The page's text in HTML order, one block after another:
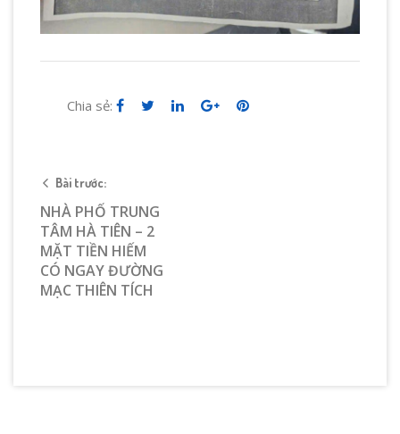
Chia sẻ:
Bài trước:
NHÀ PHỐ TRUNG
TÂM HÀ TIÊN – 2
MẶT TIỀN HIẾM
CÓ NGAY ĐƯỜNG
MẠC THIÊN TÍCH